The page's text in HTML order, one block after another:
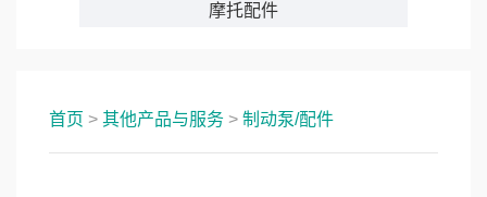
摩托配件
首页 > 其他产品与服务 > 制动泵/配件